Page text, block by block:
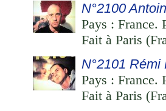
N°2100
Pays : France.
Fait à Paris
N°2101 Rémi
Pays : France.
Fait à Paris